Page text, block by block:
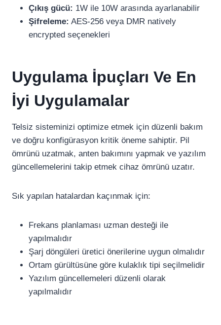
Çıkış gücü: 1W ile 10W arasında ayarlanabilir
Şifreleme: AES-256 veya DMR natively
encrypted seçenekleri
Uygulama İpuçları Ve En
İyi Uygulamalar
Telsiz sisteminizi optimize etmek için düzenli bakım
ve doğru konfigürasyon kritik öneme sahiptir. Pil
ömrünü uzatmak, anten bakımını yapmak ve yazılım
güncellemelerini takip etmek cihaz ömrünü uzatır.
Sık yapılan hatalardan kaçınmak için:
Frekans planlaması uzman desteği ile
yapılmalıdır
Şarj döngüleri üretici önerilerine uygun olmalıdır
Ortam gürültüsüne göre kulaklık tipi seçilmelidir
Yazılım güncellemeleri düzenli olarak
yapılmalıdır